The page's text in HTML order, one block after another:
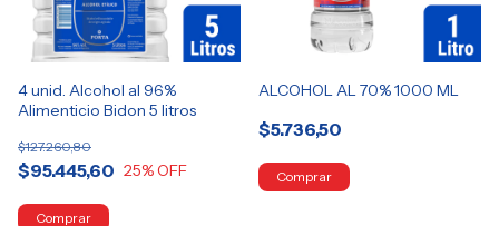
4 unid. Alcohol al 96%
Alimenticio Bidon 5 litros
$95.445,60
$127.260,80
25% OFF
ALCOHOL AL 70% 1000 ML
$5.736,50